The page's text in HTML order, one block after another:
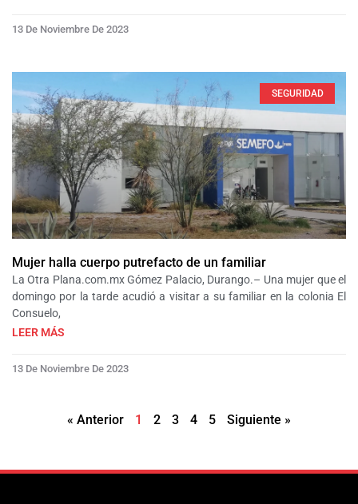
13 De Noviembre De 2023
SEGURIDAD
Mujer halla cuerpo putrefacto de un familiar
La Otra Plana.com.mx Gómez Palacio, Durango.– Una mujer que el
domingo por la tarde acudió a visitar a su familiar en la colonia El
Consuelo,
LEER MÁS
13 De Noviembre De 2023
« Anterior 1 2 3 4 5 Siguiente »